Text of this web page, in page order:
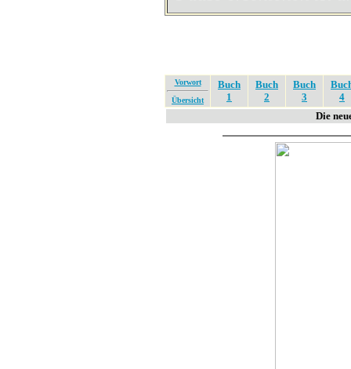
Vorwort
Übersicht
Buch
1
Buch
2
Buch
3
4
Die